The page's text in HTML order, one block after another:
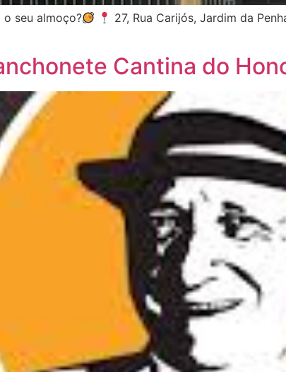
o seu almoço? 27, Rua Carijós, Jardim da
Cantina do